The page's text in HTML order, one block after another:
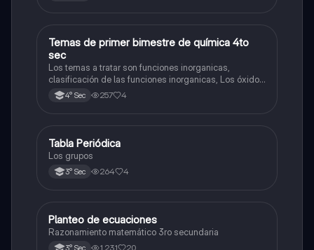
Química
Temas de primer bimestre de química 4to
sec
Los temas a tratar son funciones inorganicas,
clasificación de las funciones inorganicas, Los óxidos
y los óxidos ácidos
4° Sec 257 4
Química
Tabla Periódica
Los grupos
3° Sec 264 4
Matemáticas
Planteo de ecuaciones
Razonamiento matemático 3ro secundaria
3° Sec 1,231 20